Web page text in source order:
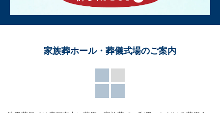
家族葬ホール・葬儀式場のご案内